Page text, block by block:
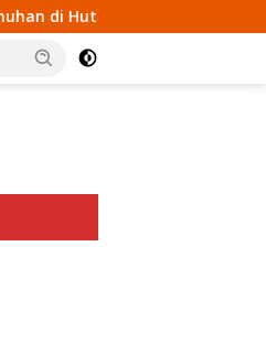
Terungkap, Begini